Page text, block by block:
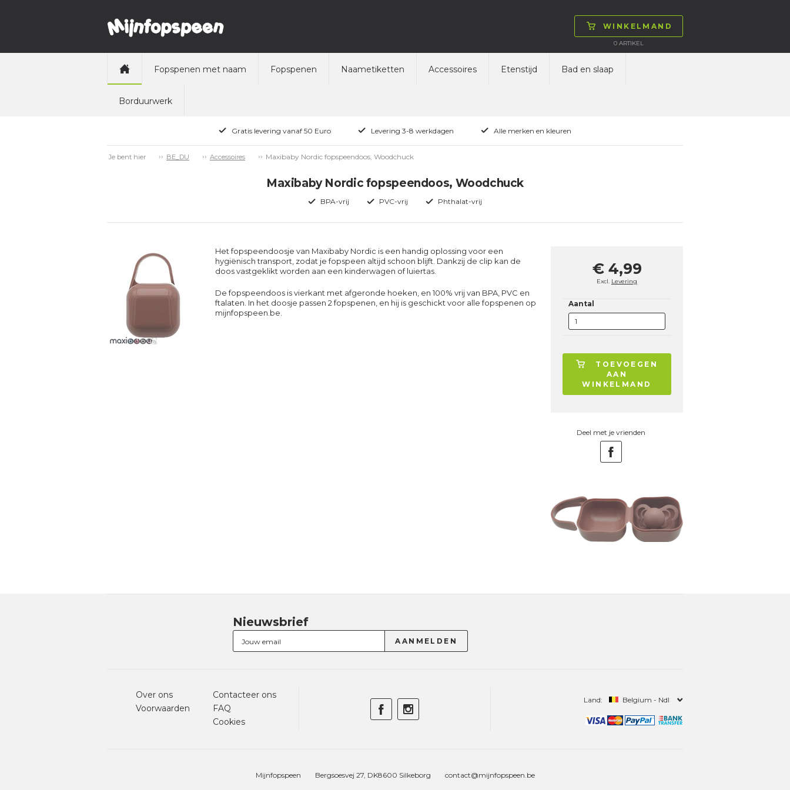
WINKELMAND
0 ARTIKEL
Fopspenen met naam Fopspenen Naametiketten Accessoires Etenstijd Bad en slaap
Borduurwerk
Gratis levering vanaf 50 Euro Levering 3-8 werkdagen Alle merken en kleuren
Je bent hier BE_DU Accessoires Maxibaby Nordic fopspeendoos, Woodchuck
Maxibaby Nordic fopspeendoos, Woodchuck
BPA-vrij PVC-vrij Phthalat-vrij
Het fopspeendoosje van Maxibaby Nordic is een handig oplossing voor een
hygiënisch transport, zodat je fopspeen altijd schoon blijft. Dankzij de clip kan de
doos vastgeklikt worden aan een kinderwagen of luiertas.
De fopspeendoos is vierkant met afgeronde hoeken, en 100% vrij van BPA, PVC en
ftalaten. In het doosje passen 2 fopspenen, en hij is geschickt voor alle fopspenen op
mijnfopspeen.be.
€ 4,99
Excl. Levering
Aantal
TOEVOEGEN
AAN
WINKELMAND
Deel met je vrienden
Nieuwsbrief
Over ons
Voorwaarden
Contacteer ons
FAQ
Cookies
Land: Belgium - Ndl
Mijnfopspeen Bergsoesvej 27, DK8600 Silkeborg contact@mijnfopspeen.be